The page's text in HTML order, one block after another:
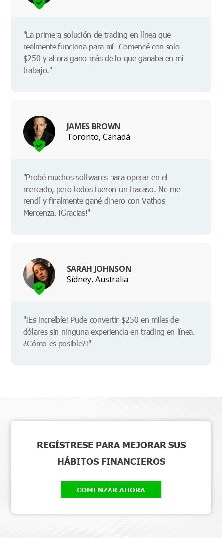
"La primera solución de trading en línea que
realmente funciona para mí. Comencé con solo
$250 y ahora gano más de lo que ganaba en mi
trabajo."
JAMES BROWN
Toronto, Canadá
"Probé muchos softwares para operar en el
mercado, pero todos fueron un fracaso. No me
rendí y finalmente gané dinero con Vathos
Mercenza. ¡Gracias!"
SARAH JOHNSON
Sídney, Australia
"¡Es increíble! Pude convertir $250 en miles de
dólares sin ninguna experiencia en trading en línea.
¿Cómo es posible?!"
REGÍSTRESE PARA MEJORAR SUS
HÁBITOS FINANCIEROS
COMENZAR AHORA